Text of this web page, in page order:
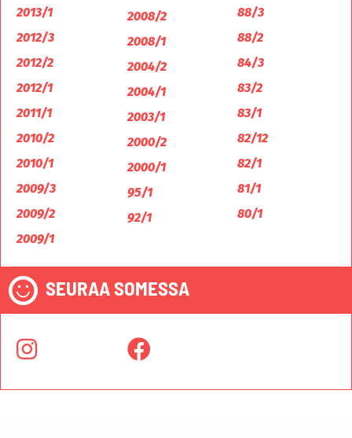
2013/1
2012/3
2012/2
2012/1
2011/1
2010/2
2010/1
2009/3
2009/2
2009/1
2008/2
2008/1
2004/2
2004/1
2003/1
2000/2
2000/1
95/1
92/1
88/3
88/2
84/3
83/2
83/1
82/12
82/1
81/1
80/1
SEURAA SOMESSA